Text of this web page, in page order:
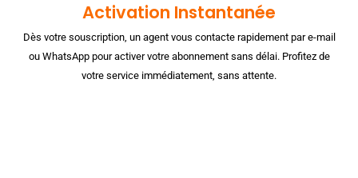
Activation Instantanée
Dès votre souscription, un agent vous contacte rapidement par e-mail
ou WhatsApp pour activer votre abonnement sans délai. Profitez de
votre service immédiatement, sans attente.